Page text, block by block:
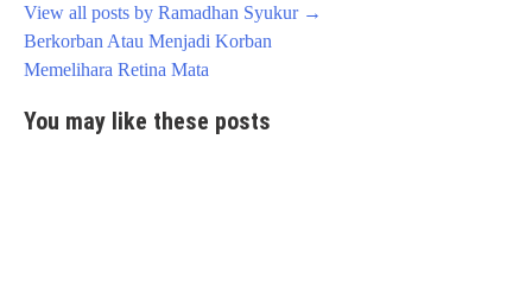
View all posts by Ramadhan Syukur →
Post
navigation
Berkorban Atau Menjadi Korban
Memelihara Retina Mata
You may like these posts